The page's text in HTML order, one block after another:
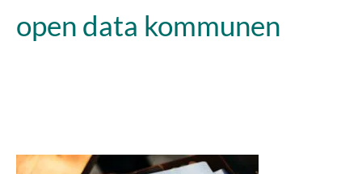
open data kommunen